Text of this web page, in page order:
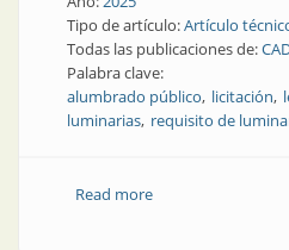
Tipo de artículo:Artículo
Todas las publicaciones de:
Palabra clave:
alumbrado público licitación
luminarias requisito de
Read moreabout Guía de